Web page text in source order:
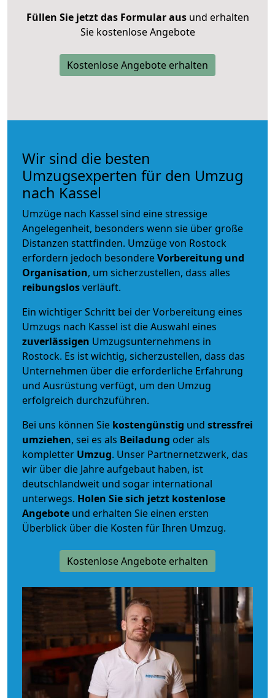
Füllen Sie jetzt das Formular ausund erhalten
Sie kostenlose Angebote
Kostenlose Angebote erhalten
Wir sind die besten
Umzugsexperten für den Umzug
nach Kassel
Umzüge nach Kassel sind eine stressige
Angelegenheit, besonders wenn sie über große
Distanzen stattfinden. Umzüge von Rostock
erfordern jedoch besondereVorbereitung und
Organisation, um sicherzustellen, dass alles
reibungslosverläuft.
Ein wichtiger Schritt bei der Vorbereitung eines
Umzugs nach Kassel ist die Auswahl eines
zuverlässigen Umzugsunternehmens in
Rostock. Es ist wichtig, sicherzustellen, dass das
Unternehmen über die erforderliche Erfahrung
und Ausrüstung verfügt, um den Umzug
erfolgreich durchzuführen.
Bei uns können Sie kostengünstig und stressfrei
umziehen, sei es als Beiladung oder als
kompletter Umzug. Unser Partnernetzwerk, das
wir über die Jahre aufgebaut haben, ist
deutschlandweit und sogar international
unterwegs. Holen Sie sich jetzt kostenlose
Angebote und erhalten Sie einen ersten
Überblick über die Kosten für Ihren Umzug.
Kostenlose Angebote erhalten